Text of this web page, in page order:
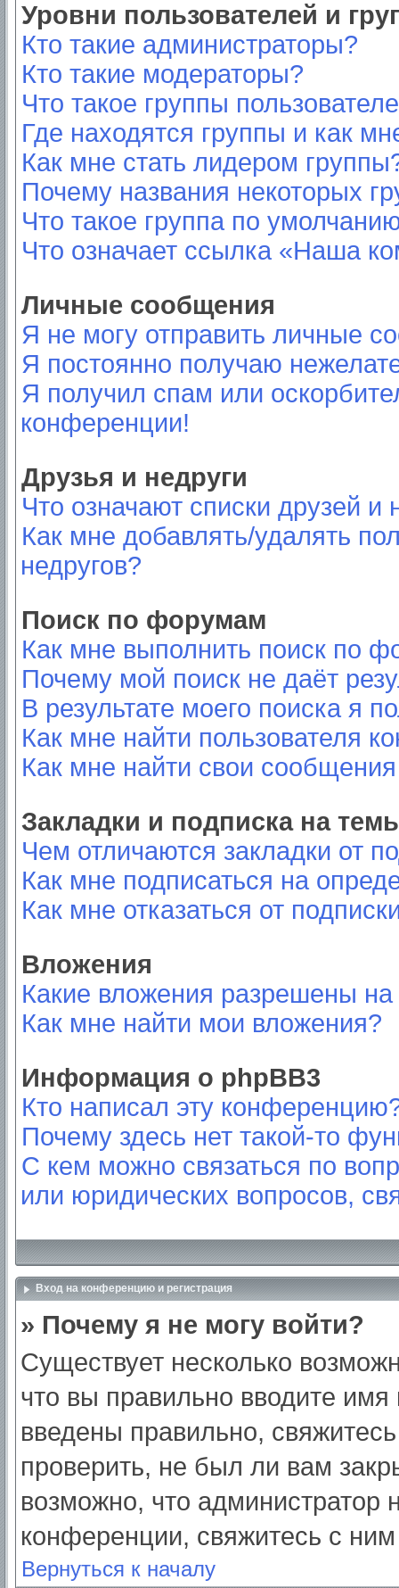
Уровни пользователей и
Кто такие администраторы?
Кто такие модераторы?
Что такое группы
Где находятся группы и как
Как мне стать лидером
Почему названия некоторых
Что такое группа по
Что означает ссылка «Наша
Личные сообщения
Я не могу отправить личные
Я постоянно получаю
Я получил спам или
конференции!
Друзья и недруги
Что означают списки друзей и
Как мне добавлять/удалять
недругов?
Поиск по форумам
Как мне выполнить поиск по
Почему мой поиск не даёт
В результате моего поиска я
Как мне найти пользователя
Как мне найти свои
Закладки и подписка на
Чем отличаются закладки от
Как мне подписаться на
Как мне отказаться от
Вложения
Какие вложения разрешены
Как мне найти мои вложения?
Информация о phpBB3
Кто написал эту
Почему здесь нет такой-то
С кем можно связаться по
или юридических вопросов,
Вход на конференцию и регистрация
» Почему я не могу войти?
Существует несколько
что вы правильно вводите
введены правильно,
проверить, не был ли вам
возможно, что администратор
конференции, свяжитесь с
Вернуться к началу